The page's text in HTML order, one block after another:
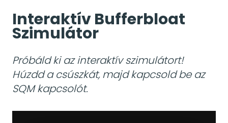
Interaktív Bufferbloat
Szimulátor
Próbáld ki az interaktív szimulátort!
Húzdd a csúszkát, majd kapcsold be az
SQM kapcsolót.